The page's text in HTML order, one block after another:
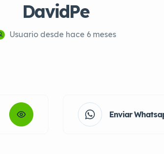
DavidPe
Usuario desde hace 6 meses
Enviar